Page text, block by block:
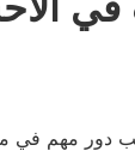
دور مهم في